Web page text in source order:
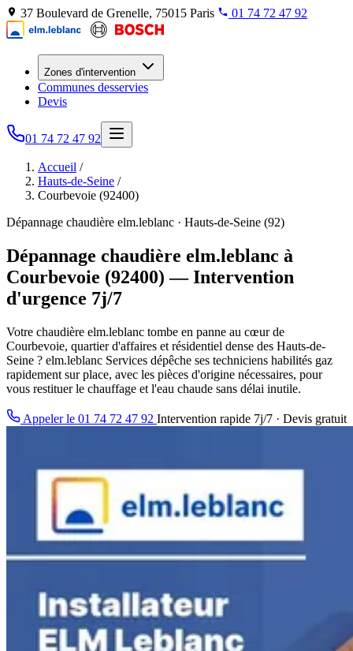
37 Boulevard de Grenelle, 75015 Paris 01 74 72 47 92
Zones d'intervention
Communes desservies
Devis
01 74 72 47 92
Accueil /
Hauts-de-Seine /
Courbevoie (92400)
Dépannage chaudière elm.leblanc · Hauts-de-Seine (92)
Dépannage chaudière elm.leblanc à
Courbevoie (92400) — Intervention
d'urgence 7j/7
Votre chaudière elm.leblanc tombe en panne au cœur de
Courbevoie, quartier d'affaires et résidentiel dense des Hauts-de-
Seine ? elm.leblanc Services dépêche ses techniciens habilités gaz
rapidement sur place, avec les pièces d'origine nécessaires, pour
vous restituer le chauffage et l'eau chaude sans délai inutile.
Appeler le 01 74 72 47 92 Intervention rapide 7j/7 · Devis gratuit